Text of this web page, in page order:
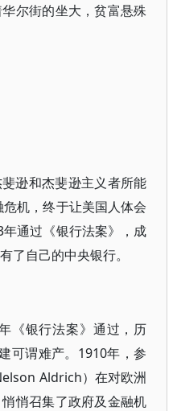
尔街的坐大，贫富悬殊
逊和杰斐逊主义者所能
机，终于让美国人体会
通过《银行法案》，成
了自己的中央银行。
《银行法案》通过，历
可谓难产。1910年，参
Aldrich）在对欧洲
悄召集了政府及金融机